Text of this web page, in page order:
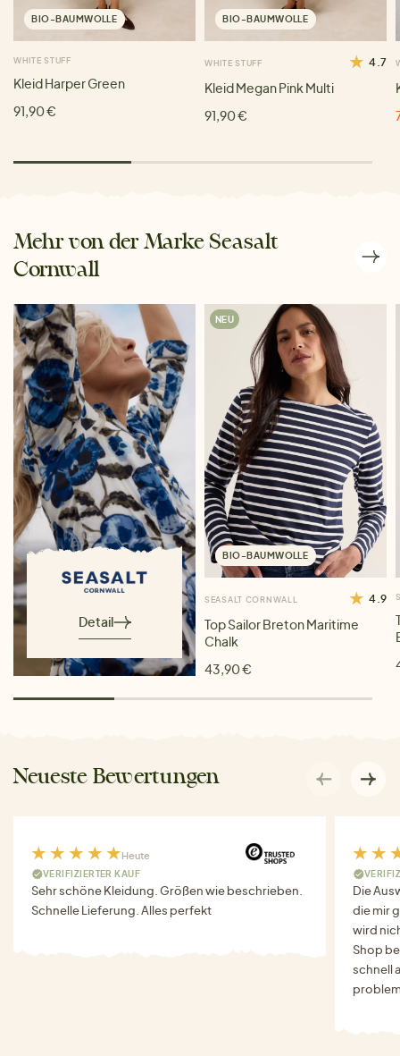
BIO-BAUMWOLLE
WHITE STUFF
Kleid Harper Green
91,90 €
BIO-BAUMWOLLE
WHITE STUFF 4.7
Kleid Megan Pink Multi
91,90 €
Mehr von der Marke Seasalt
Cornwall
Detail
NEU
BIO-BAUMWOLLE
SEASALT CORNWALL 4.9
Top Sailor Breton Maritime
Chalk
43,90 €
Neueste Bewertungen
Heute
VERIFIZIERTER KAUF
Sehr schöne Kleidung. Größen wie beschrieben.
Schnelle Lieferung. Alles perfekt
Die
die mir
wird
Shop
schnell